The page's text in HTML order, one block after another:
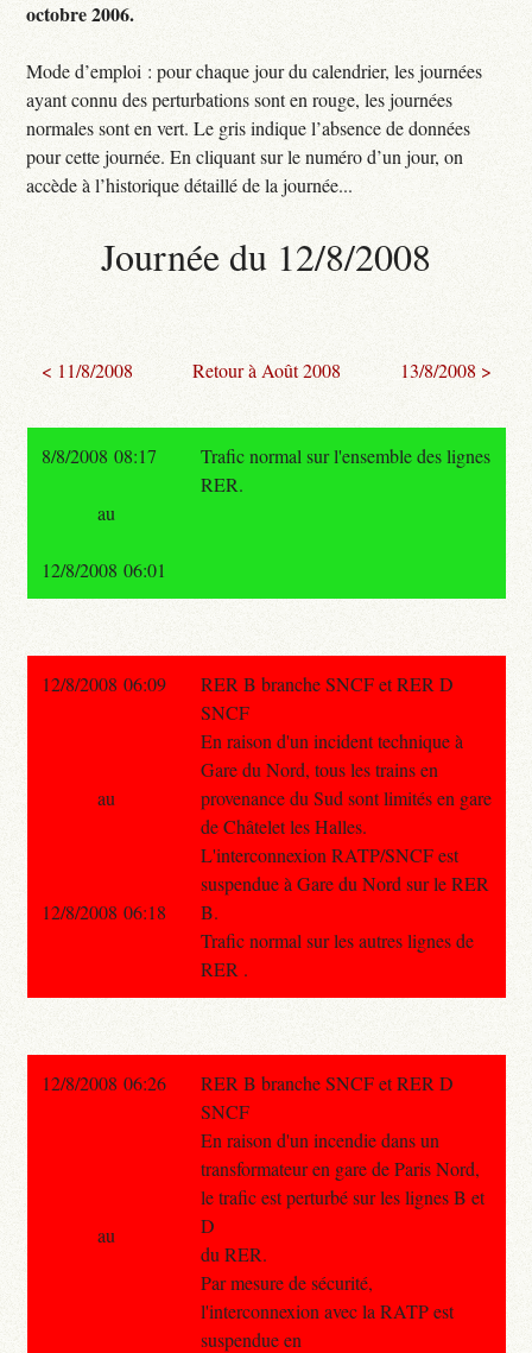
octobre 2006.
Mode d’emploi : pour chaque jour du calendrier, les journées
ayant connu des perturbations sont en rouge, les journées
normales sont en vert. Le gris indique l’absence de données
pour cette journée. En cliquant sur le numéro d’un jour, on
accède à l’historique détaillé de la journée...
Journée du 12/8/2008
< 11/8/2008 Retour à Août 2008 13/8/2008 >
8/8/2008 08:17
Trafic normal sur l'ensemble des lignes
RER.
au
12/8/2008 06:01
12/8/2008 06:09
RER B branche SNCF et RER D
SNCF
En raison d'un incident technique à
Gare du Nord, tous les trains en
provenance du Sud sont limités en gare
de Châtelet les Halles.
L'interconnexion RATP/SNCF est
suspendue à Gare du Nord sur le RER
B.
Trafic normal sur les autres lignes de
RER .
au
12/8/2008 06:18
12/8/2008 06:26
RER B branche SNCF et RER D
SNCF
En raison d'un incendie dans un
transformateur en gare de Paris Nord,
le trafic est perturbé sur les lignes B et
D
du RER.
Par mesure de sécurité,
l'interconnexion avec la RATP est
suspendue en
au